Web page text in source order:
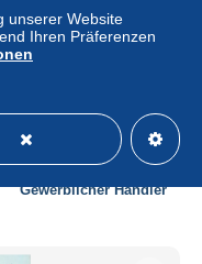
Gewerblicher Händler
unserer Website
Ihren Präferenzen